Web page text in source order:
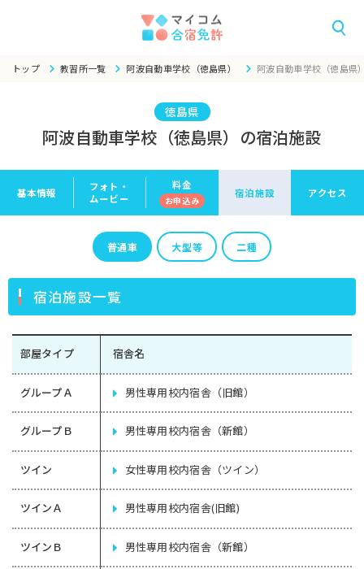
トップ 教習所一覧 阿波自動車学校（徳島県） 阿波自動車学校（徳島県
徳島県
阿波自動車学校（徳島県）の宿泊施設
基本情報
フォト・
ムービー
料金
お申込み
宿泊施設 アクセス
普通車 大型等 二種
宿泊施設一覧
部屋タイプ 宿舎名
グループＡ 男性専用校内宿舎（旧館）
グループＢ 男性専用校内宿舎（新館）
ツイン 女性専用校内宿舎（ツイン）
ツインＡ 男性専用校内宿舎(旧館)
ツインＢ 男性専用校内宿舎（新館）